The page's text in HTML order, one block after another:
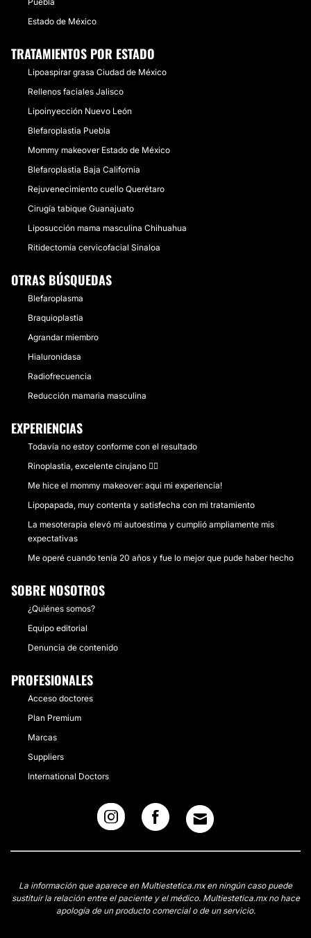
Estado de México
TRATAMIENTOS POR ESTADO
Lipoaspirar grasa Ciudad de México
Rellenos faciales Jalisco
Lipoinyección Nuevo León
Blefaroplastia Puebla
Mommy makeover Estado de México
Blefaroplastia Baja California
Rejuvenecimiento cuello Querétaro
Cirugía tabique Guanajuato
Liposucción mama masculina Chihuahua
Ritidectomía cervicofacial Sinaloa
OTRAS BÚSQUEDAS
Blefaroplasma
Braquioplastia
Agrandar miembro
Hialuronidasa
Radiofrecuencia
Reducción mamaria masculina
EXPERIENCIAS
Todavía no estoy conforme con el resultado
Rinoplastia, excelente cirujano 👌🏻
Me hice el mommy makeover: aqui mi experiencia!
Lipopapada, muy contenta y satisfecha con mi tratamiento
La mesoterapia elevó mi autoestima y cumplió ampliamente mis
expectativas
Me operé cuando tenía 20 años y fue lo mejor que pude haber hecho
SOBRE NOSOTROS
¿Quiénes somos?
Equipo editorial
Denuncia de contenido
PROFESIONALES
Acceso doctores
Plan Premium
Marcas
Suppliers
International Doctors
La información que aparece en Multiestetica.mx en ningún caso puede
sustituir la relación entre el paciente y el médico. Multiestetica.mx no hace
apología de un producto comercial o de un servicio.